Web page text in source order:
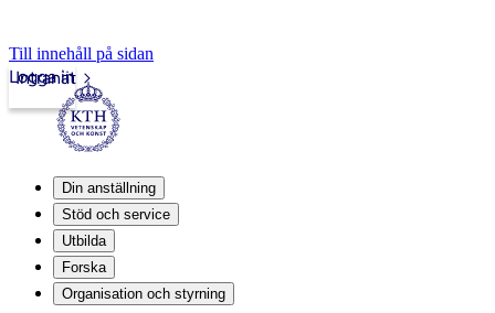
Till innehåll på sidan
Intranät
Logga in
Din anställning
Stöd och service
Utbilda
Forska
Organisation och styrning